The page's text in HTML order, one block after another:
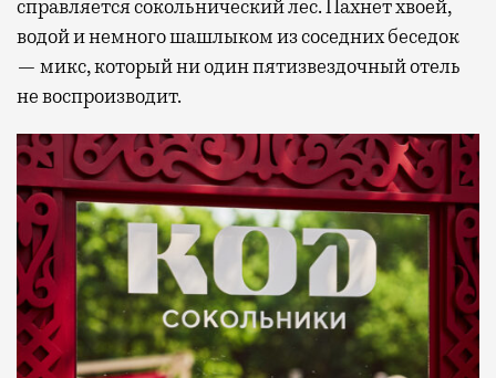
справляется сокольнический лес. Пахнет хвоей,
водой и немного шашлыком из соседних беседок
— микс, который ни один пятизвездочный отель
не воспроизводит.